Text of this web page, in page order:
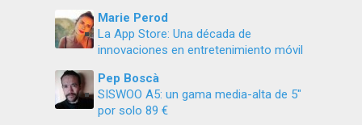
Marie Perod
La App Store: Una década de
innovaciones en entretenimiento móvil
Pep Boscà
SISWOO A5: un gama media-alta de 5″
por solo 89 €